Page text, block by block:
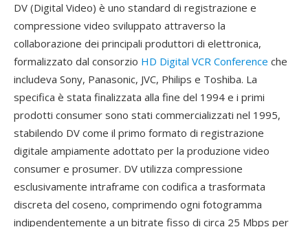
DV (Digital Video) è uno standard di registrazione e
compressione video sviluppato attraverso la
collaborazione dei principali produttori di elettronica,
formalizzato dal consorzio HD Digital VCR Conference che
includeva Sony, Panasonic, JVC, Philips e Toshiba. La
specifica è stata finalizzata alla fine del 1994 e i primi
prodotti consumer sono stati commercializzati nel 1995,
stabilendo DV come il primo formato di registrazione
digitale ampiamente adottato per la produzione video
consumer e prosumer. DV utilizza compressione
esclusivamente intraframe con codifica a trasformata
discreta del coseno, comprimendo ogni fotogramma
indipendentemente a un bitrate fisso di circa 25 Mbps per